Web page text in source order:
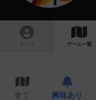
トップ ゲーム一覧
全て 興味あり